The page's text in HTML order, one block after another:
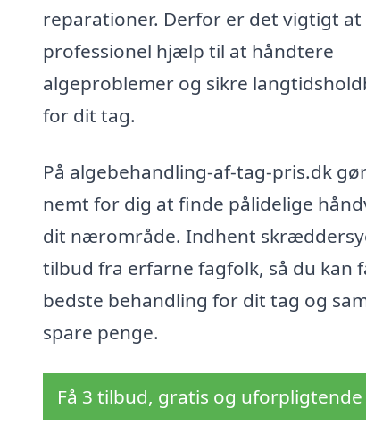
reparationer. Derfor er det vigtigt at
professionel hjælp til at håndtere
algeproblemer og sikre
for dit tag.
På algebehandling-af-tag-pris.dk
nemt for dig at finde pålidelige
dit nærområde. Indhent
tilbud fra erfarne fagfolk, så du kan
bedste behandling for dit tag og
spare penge.
Få 3 tilbud, gratis og uforpligtende